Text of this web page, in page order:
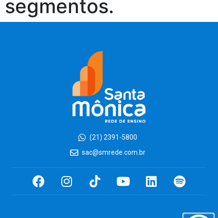
segmentos.
(21) 2391-5800
sac@smrede.com.br